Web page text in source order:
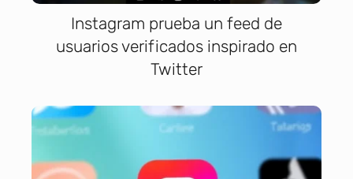
Instagram prueba un feed de
usuarios verificados inspirado en
Twitter